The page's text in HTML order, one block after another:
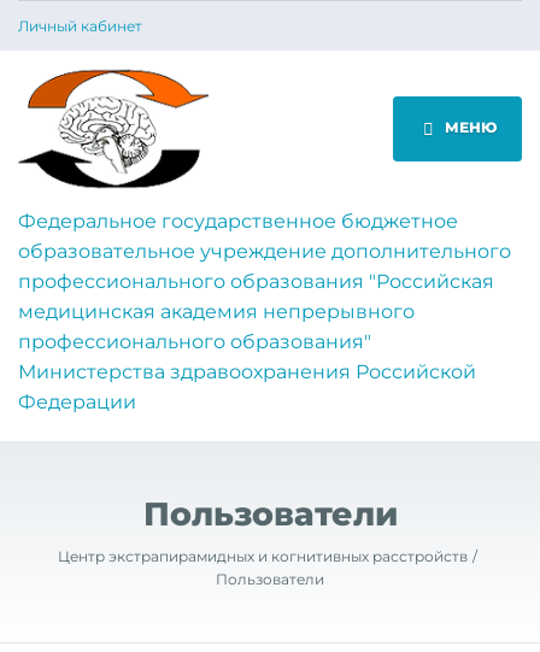
Личный кабинет
МЕНЮ
Федеральное государственное бюджетное
образовательное учреждение дополнительного
профессионального образования "Российская
медицинская академия непрерывного
профессионального образования"
Министерства здравоохранения Российской
Федерации
Пользователи
Центр экстрапирамидных и когнитивных расстройств
Пользователи